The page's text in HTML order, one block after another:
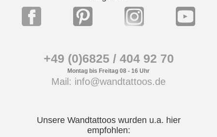
+49 (0)6825 / 404 92 70
Montag bis Freitag 08 - 16 Uhr
Mail: info@wandtattoos.de
Unsere Wandtattoos wurden u.a. hier
empfohlen: